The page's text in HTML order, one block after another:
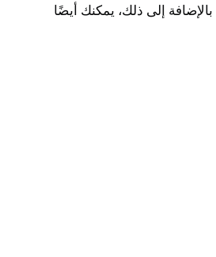
إلى ذلك، يمكنك أيضًا